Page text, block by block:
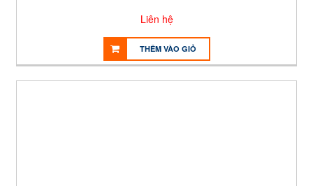
Liên hệ
THÊM VÀO GIỎ